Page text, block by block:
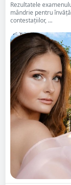
Rezultatele
mândrie pentru
contestațiilor, ...